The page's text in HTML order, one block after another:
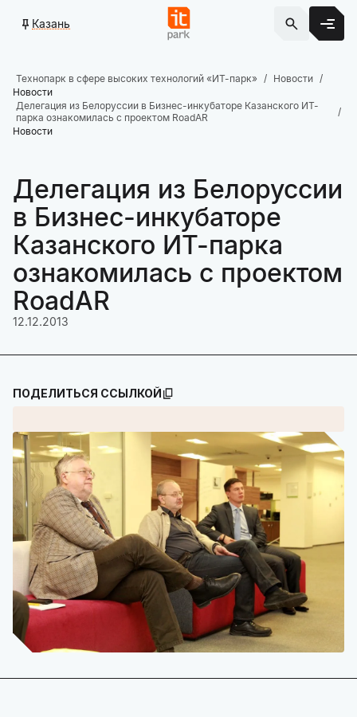
Казань
Технопарк в сфере высоких технологий «ИТ-парк»
Новости
Новости
Делегация из Белоруссии в Бизнес-инкубаторе Казанского ИТ-
парка ознакомилась с проектом RoadAR
Новости
Делегация из Белоруссии
в Бизнес-инкубаторе
Казанского ИТ-парка
ознакомилась с проектом
RoadAR
12.12.2013
ПОДЕЛИТЬСЯ ССЫЛКОЙ